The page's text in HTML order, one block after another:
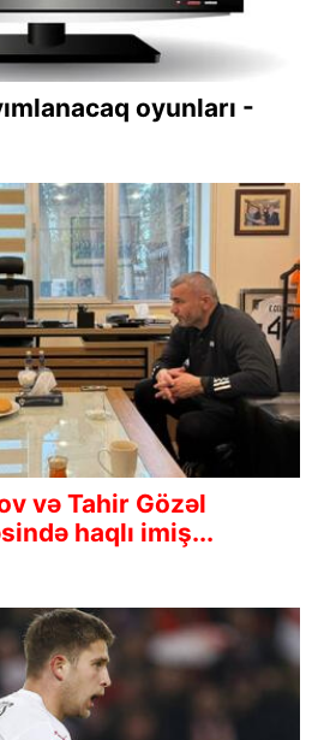
oyunları -
və Tahir Gözəl
haqlı imiş...